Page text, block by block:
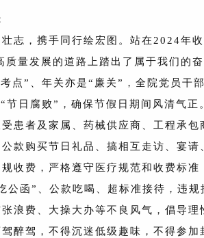
志，携手同行绘宏图。站在2024年
质量发展的道路上踏出了属于我们的
点”、年关亦是“廉关”，全院党员干
节日腐败”，确保节假日期间风清气
患者及家属、药械供应商、工程承
款购买节日礼品、搞相互走访、宴
收费，严格遵守医疗规范和收费标
公函”、公款吃喝、超标准接待，违
浪费、大操大办等不良风气，倡导
醉驾，不得沉迷低级趣味，不得参